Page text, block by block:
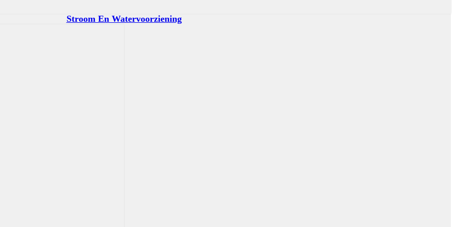
Stroom En Watervoorziening